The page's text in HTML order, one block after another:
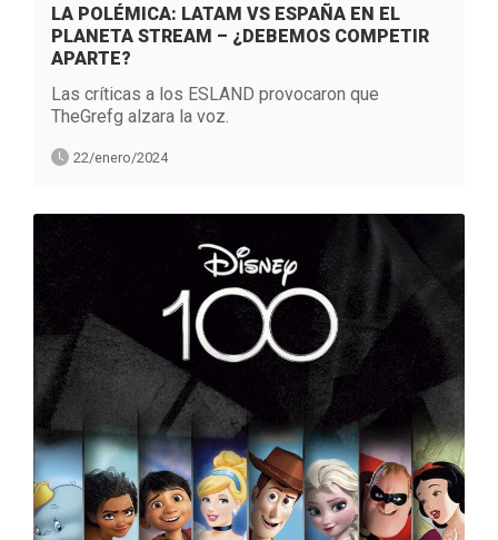
LA POLÉMICA: LATAM VS ESPAÑA EN EL
PLANETA STREAM – ¿DEBEMOS COMPETIR
APARTE?
Las críticas a los ESLAND provocaron que
TheGrefg alzara la voz.
22/enero/2024